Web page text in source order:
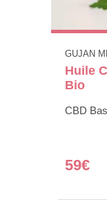
GUJAN
Huile
Bio
CBD
59€